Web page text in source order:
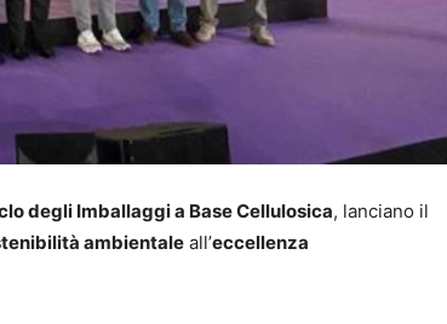
degli Imballaggi a Base Cellulosica, lanciano il
ambientale all’eccellenza